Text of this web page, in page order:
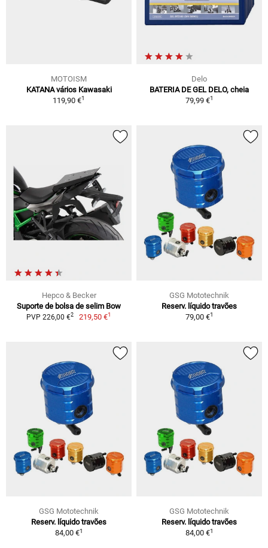
MOTOISM
KATANA vários Kawasaki
119,90 €1
Delo
BATERIA DE GEL DELO, cheia
79,99 €1
Hepco & Becker
Suporte de bolsa de selim Bow
PVP 226,00 €2 219,50 €1
GSG Mototechnik
Reserv. líquido travões
79,00 €1
GSG Mototechnik
Reserv. líquido travões
84,00 €1
GSG Mototechnik
Reserv. líquido travões
84,00 €1